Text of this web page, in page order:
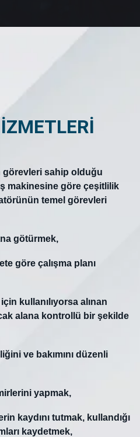
görevleri sahip olduğu
makinesine göre çeşitlilik
temel görevleri
götürmek,
göre çalışma planı
kullanılıyorsa alınan
alana kontrollü bir şekilde
ve bakımını düzenli
yapmak,
kaydını tutmak, kullandığı
kaydetmek,